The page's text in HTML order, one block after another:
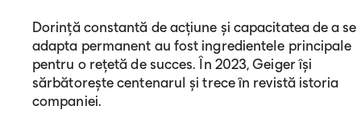
Dorință constantă de acțiune și capacitatea de a se
adapta permanent au fost ingredientele principale
pentru o rețetă de succes. În 2023, Geiger își
sărbătorește centenarul și trece în revistă istoria
companiei.